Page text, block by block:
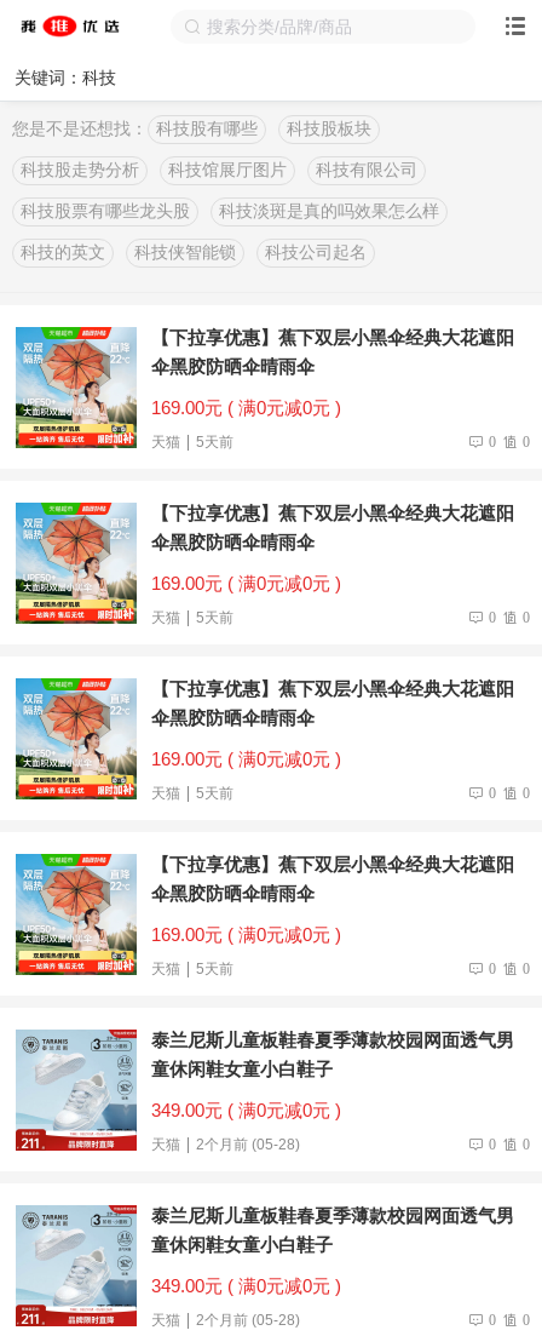
关键词：科技
您是不是还想找： 科技股有哪些 科技股板块
科技股走势分析 科技馆展厅图片 科技有限公司
科技股票有哪些龙头股 科技淡斑是真的吗效果怎么样
科技的英文 科技侠智能锁 科技公司起名
【下拉享优惠】蕉下双层小黑伞经典大花遮阳
伞黑胶防晒伞晴雨伞
169.00元 ( 满0元减0元 )
天猫 5天前 0 0
【下拉享优惠】蕉下双层小黑伞经典大花遮阳
伞黑胶防晒伞晴雨伞
169.00元 ( 满0元减0元 )
天猫 5天前 0 0
【下拉享优惠】蕉下双层小黑伞经典大花遮阳
伞黑胶防晒伞晴雨伞
169.00元 ( 满0元减0元 )
天猫 5天前 0 0
【下拉享优惠】蕉下双层小黑伞经典大花遮阳
伞黑胶防晒伞晴雨伞
169.00元 ( 满0元减0元 )
天猫 5天前 0 0
泰兰尼斯儿童板鞋春夏季薄款校园网面透气男
童休闲鞋女童小白鞋子
349.00元 ( 满0元减0元 )
天猫 2个月前 (05-28) 0 0
泰兰尼斯儿童板鞋春夏季薄款校园网面透气男
童休闲鞋女童小白鞋子
349.00元 ( 满0元减0元 )
天猫 2个月前 (05-28) 0 0